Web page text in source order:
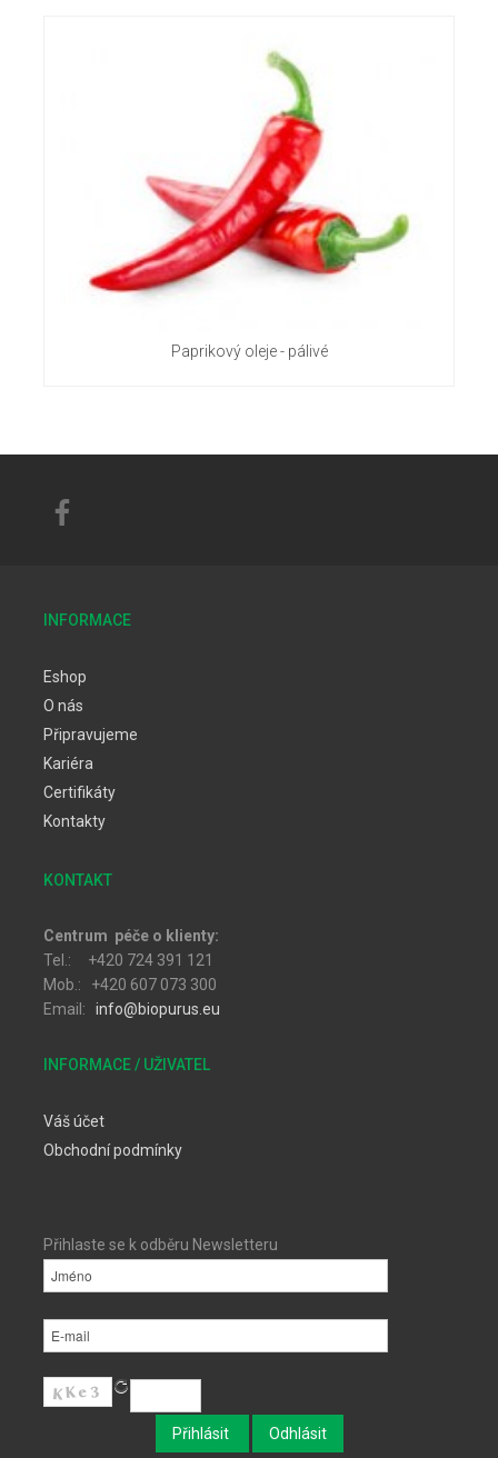
Paprikový oleje - pálivé
INFORMACE
Eshop
O nás
Připravujeme
Kariéra
Certifikáty
Kontakty
KONTAKT
Centrum péče o klienty:
Tel.: +420 724 391 121
Mob.: +420 607 073 300
Email: info@biopurus.eu
INFORMACE / UŽIVATEL
Váš účet
Obchodní podmínky
Přihlaste se k odběru Newsletteru